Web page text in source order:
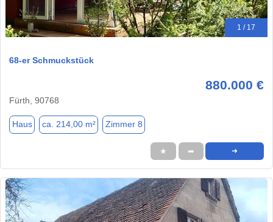
1 / 17
68-er Schmuckstück
880.000 €
Fürth, 90768
Haus ca. 214,00 m² Zimmer 8
★ ➦ ➜